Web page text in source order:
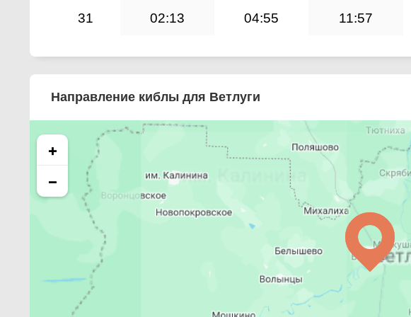
31 02:13 04:55 11:57
Направление киблы для Ветлуги
+
−